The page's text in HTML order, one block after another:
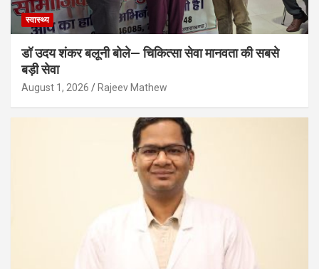
स्वास्थ्य
डॉ उदय शंकर बलूनी बोले— चिकित्सा सेवा मानवता की सबसे
बड़ी सेवा
August 1, 2026 Rajeev Mathew